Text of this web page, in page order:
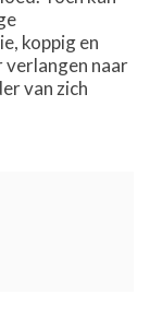
koppig en
naar
van zich